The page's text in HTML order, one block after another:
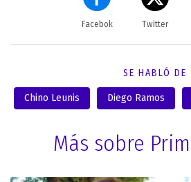
Facebok Twitter
SE HABLÓ DE
Chino Leunis Diego Ramos
Más sobre